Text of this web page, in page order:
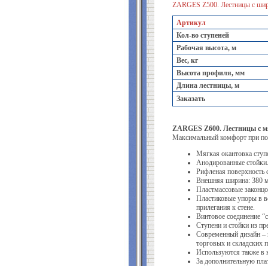
ZARGES Z500. Лестницы с
Артикул
Кол-во ступеней
Рабочая высота, м
Вес, кг
Высота профиля, мм
Длина лестницы, м
Заказать
ZARGES Z600. Лестницы с
Максимальный комфорт при
Мягкая окантовка
Анодированные стойки.
Рифленая поверхность
Внешняя ширина: 380
Пластмассовые
Пластиковые упоры в
прилегания к стене.
Винтовое соединение
Ступени и стойки из
Современный дизайн –
торговых и складских
Используются также в
За дополнительную